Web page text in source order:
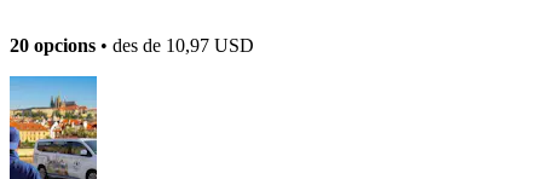
20 opcions • des de 10,97 USD